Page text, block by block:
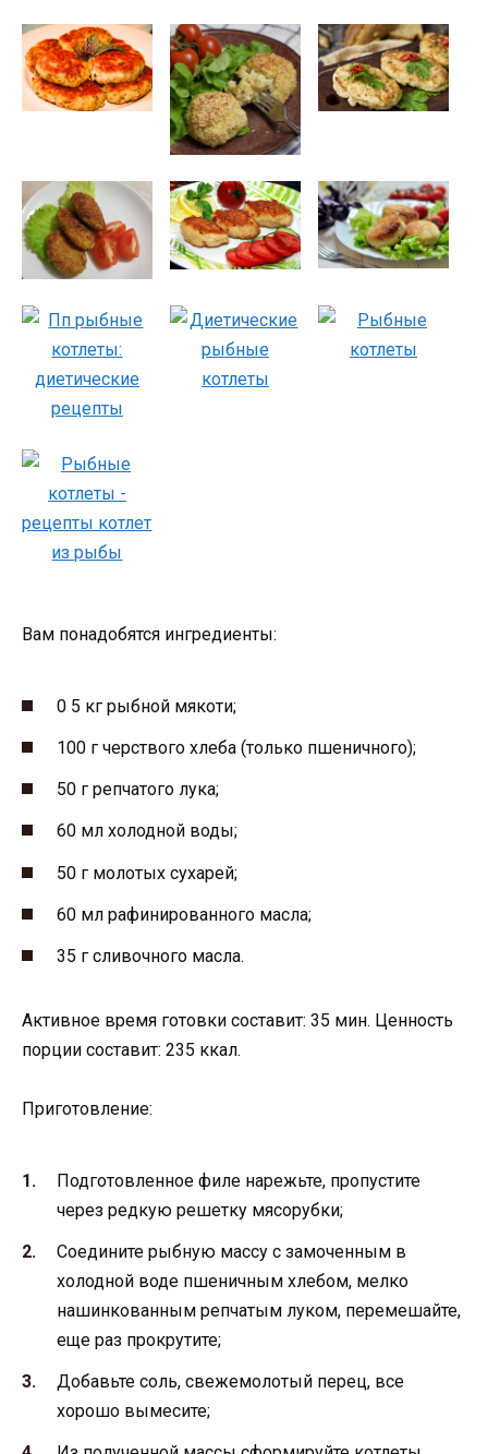
Вам понадобятся ингредиенты:
0 5 кг рыбной мякоти;
100 г черствого хлеба (только пшеничного);
50 г репчатого лука;
60 мл холодной воды;
50 г молотых сухарей;
60 мл рафинированного масла;
35 г сливочного масла.
Активное время готовки составит: 35 мин. Ценность
порции составит: 235 ккал.
Приготовление:
Подготовленное филе нарежьте, пропустите
через редкую решетку мясорубки;
Соедините рыбную массу с замоченным в
холодной воде пшеничным хлебом, мелко
нашинкованным репчатым луком, перемешайте,
еще раз прокрутите;
Добавьте соль, свежемолотый перец, все
хорошо вымесите;